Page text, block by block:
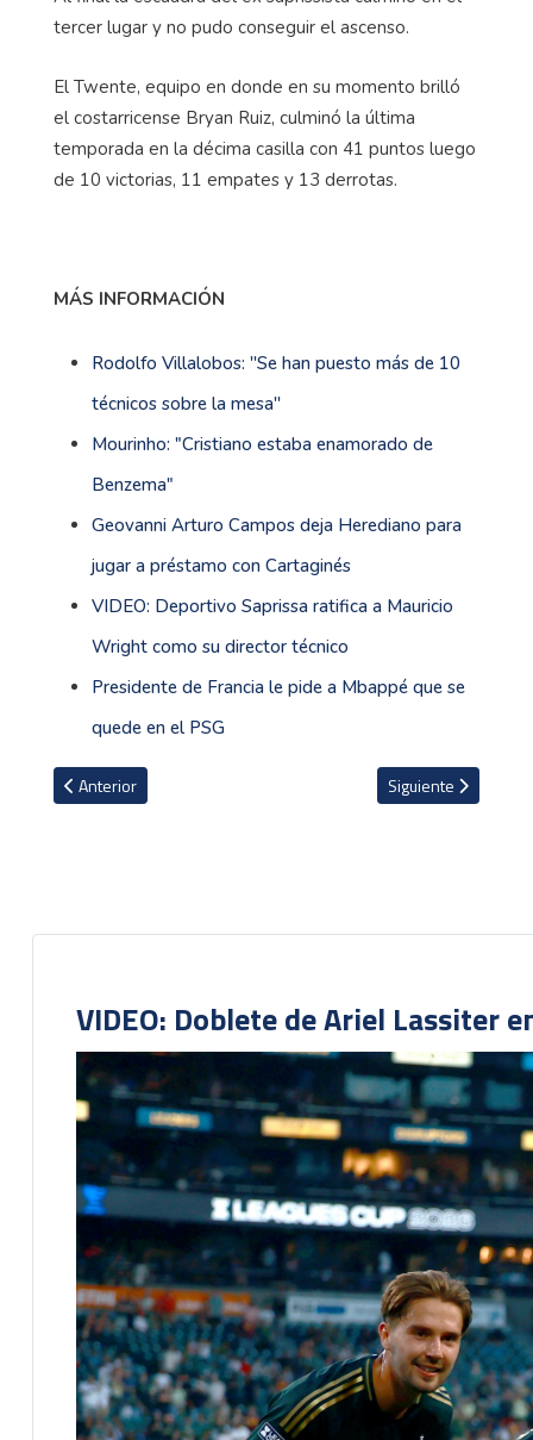
tercer lugar y no pudo conseguir el ascenso.
El Twente, equipo en donde en su momento brilló
el costarricense Bryan Ruiz, culminó la última
temporada en la décima casilla con 41 puntos luego
de 10 victorias, 11 empates y 13 derrotas.
MÁS INFORMACIÓN
Rodolfo Villalobos: ''Se han puesto más de 10
técnicos sobre la mesa''
Mourinho: "Cristiano estaba enamorado de
Benzema"
Geovanni Arturo Campos deja Herediano para
jugar a préstamo con Cartaginés
VIDEO: Deportivo Saprissa ratifica a Mauricio
Wright como su director técnico
Presidente de Francia le pide a Mbappé que se
quede en el PSG
Artículo anterior: VIDEO: El grosero error de Jonathan Moya en
Anterior Artículo siguiente:
Siguiente
VIDEO: Doblete de Ariel Lassiter